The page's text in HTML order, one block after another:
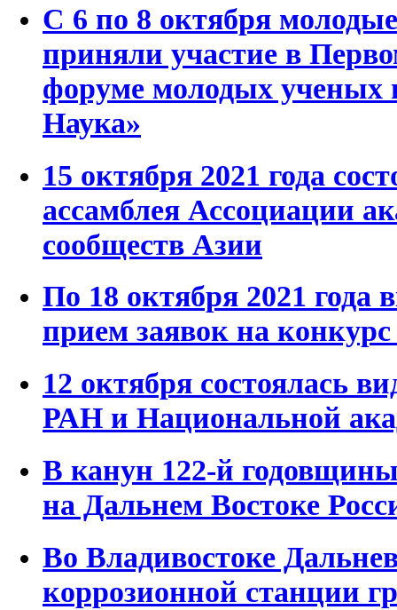
C 6 по 8 октября
приняли участие в
форуме молодых ученых
Наука»
15 октября 2021 года
ассамблея Ассоциации
сообществ Азии
По 18 октября 2021 года
прием заявок на
12 октября состоялась
РАН и Национальной
В канун 122-й
на Дальнем Востоке
Во Владивостоке
коррозионной станции